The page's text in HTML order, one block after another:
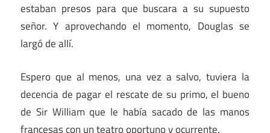
estaban presos para que buscara a su supuesto
señor. Y aprovechando el momento, Douglas se
largó de allí.
Espero que al menos, una vez a salvo, tuviera la
decencia de pagar el rescate de su primo, el bueno
de Sir William que le había sacado de las manos
francesas con un teatro oportuno y ocurrente.